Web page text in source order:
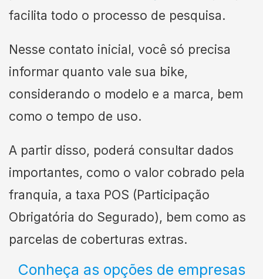
facilita todo o processo de pesquisa.
Nesse contato inicial, você só precisa
informar quanto vale sua bike,
considerando o modelo e a marca, bem
como o tempo de uso.
A partir disso, poderá consultar dados
importantes, como o valor cobrado pela
franquia, a taxa POS (Participação
Obrigatória do Segurado), bem como as
parcelas de coberturas extras.
Conheça as opções de empresas